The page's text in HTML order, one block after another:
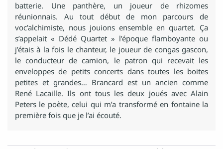
batterie. Une panthère, un joueur de rhizomes
réunionnais. Au tout début de mon parcours de
voc’alchimiste, nous jouions ensemble en quartet. Ça
s’appelait « Dédé Quartet » l’époque flamboyante ou
j’étais à la fois le chanteur, le joueur de congas gascon,
le conducteur de camion, le patron qui recevait les
enveloppes de petits concerts dans toutes les boites
petites et grandes… Brancard est un ancien comme
René Lacaille. Ils ont tous les deux joués avec Alain
Peters le poète, celui qui m’a transformé en fontaine la
première fois que je l’ai écouté.